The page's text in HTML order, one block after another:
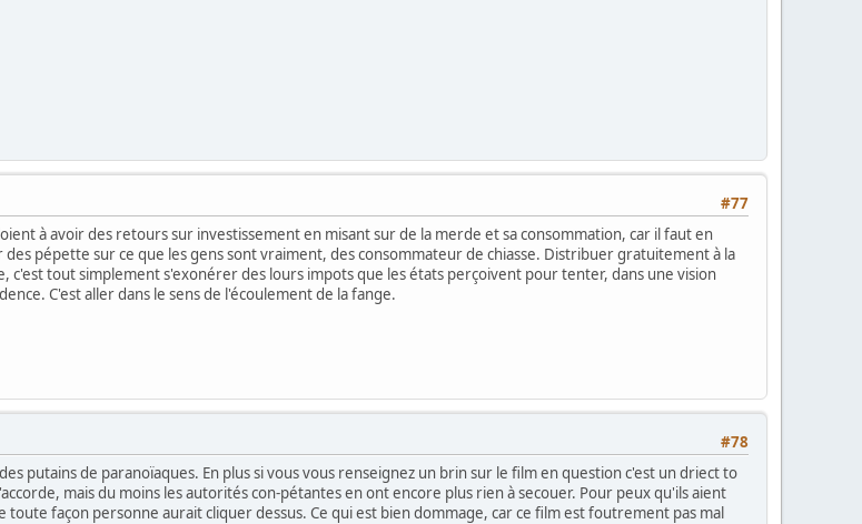
#77
à avoir des retours sur investissement en misant sur de la merde et sa consommation, car il faut en
pépette sur ce que les gens sont vraiment, des consommateur de chiasse. Distribuer gratuitement à la
c'est tout simplement s'exonérer des lours impots que les états perçoivent pour tenter, dans une vision
C'est aller dans le sens de l'écoulement de la fange.
#78
putains de paranoïaques. En plus si vous vous renseignez un brin sur le film en question c'est un driect to
mais du moins les autorités con-pétantes en ont encore plus rien à secouer. Pour peux qu'ils aient
toute façon personne aurait cliquer dessus. Ce qui est bien dommage, car ce film est foutrement pas mal